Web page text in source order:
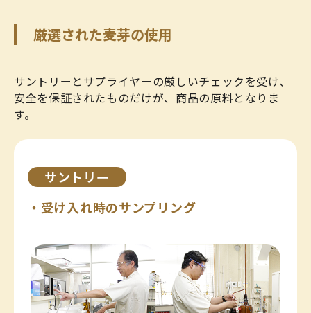
厳選された麦芽の使用
サントリーとサプライヤーの厳しいチェックを受け、
安全を保証されたものだけが、商品の原料となりま
す。
サントリー
・受け入れ時のサンプリング